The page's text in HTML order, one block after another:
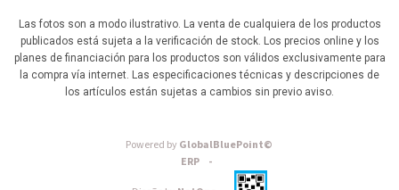
Las fotos son a modo ilustrativo. La venta de cualquiera de los productos
publicados está sujeta a la verificación de stock. Los precios online y los
planes de financiación para los productos son válidos exclusivamente para
la compra vía internet. Las especificaciones técnicas y descripciones de
los artículos están sujetas a cambios sin previo aviso.
Powered byGlobalBluePoint©
ERP -